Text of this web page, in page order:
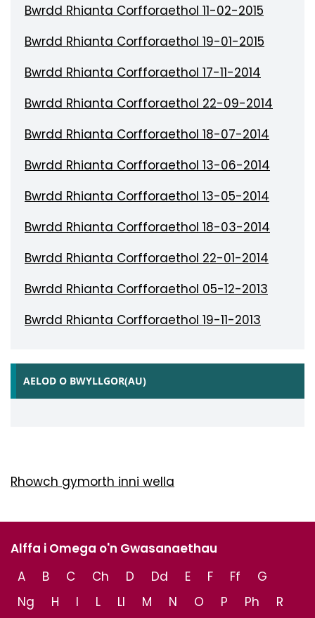
Bwrdd Rhianta Corfforaethol 11-02-2015
Bwrdd Rhianta Corfforaethol 19-01-2015
Bwrdd Rhianta Corfforaethol 17-11-2014
Bwrdd Rhianta Corfforaethol 22-09-2014
Bwrdd Rhianta Corfforaethol 18-07-2014
Bwrdd Rhianta Corfforaethol 13-06-2014
Bwrdd Rhianta Corfforaethol 13-05-2014
Bwrdd Rhianta Corfforaethol 18-03-2014
Bwrdd Rhianta Corfforaethol 22-01-2014
Bwrdd Rhianta Corfforaethol 05-12-2013
Bwrdd Rhianta Corfforaethol 19-11-2013
AELOD O BWYLLGOR(AU)
Rhowch gymorth inni wella
Alffa i Omega o'n Gwasanaethau
A
B C Ch D Dd E F Ff
G
Ng
H I L Ll M N O P Ph
R